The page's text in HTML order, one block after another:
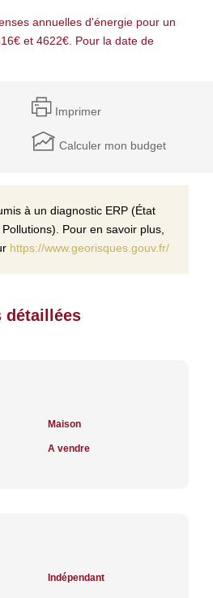
annuelles d'énergie pour un
et 4622€. Pour la date de
Imprimer
Calculer mon budget
à un diagnostic ERP (État
Pour en savoir plus,
https://www.georisques.gouv.fr/
détaillées
Maison
A vendre
Indépendant